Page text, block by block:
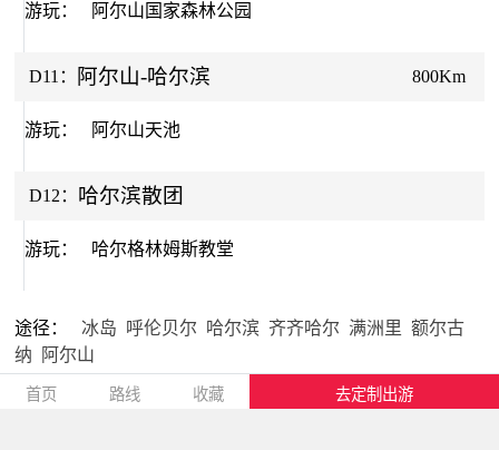
游玩： 阿尔山国家森林公园
D11： 800Km
阿尔山-哈尔滨
游玩： 阿尔山天池
D12： 哈尔滨散团
游玩： 哈尔格林姆斯教堂
途径： 冰岛 呼伦贝尔 哈尔滨 齐齐哈尔 满洲里 额尔古
纳
阿尔山
首页 路线 收藏 去定制出游